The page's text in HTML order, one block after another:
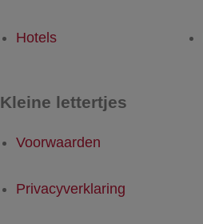
Hotels
Kleine lettertjes
Voorwaarden
Privacyverklaring